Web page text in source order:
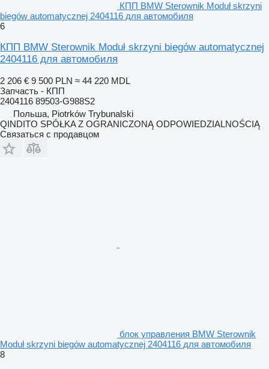
КПП BMW Sterownik Moduł skrzyni
biegów automatycznej 2404116 для автомобиля
6
КПП BMW Sterownik Moduł skrzyni biegów automatycznej
2404116 для автомобиля
2 206 € 9 500 PLN ≈ 44 220 MDL
Запчасть - КПП
2404116 89503-G988S2
Польша, Piotrków Trybunalski
QINDITO SPÓŁKA Z OGRANICZONĄ ODPOWIEDZIALNOŚCIĄ
Связаться с продавцом
блок управления BMW Sterownik
Moduł skrzyni biegów automatycznej 2404116 для автомобиля
8